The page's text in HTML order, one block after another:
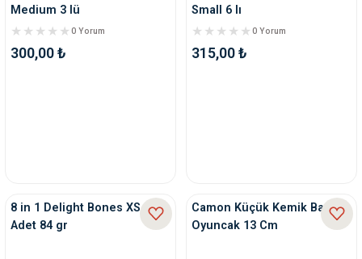
Medium 3 lü
0 Yorum
300,00 ₺
Small 6 lı
0 Yorum
315,00 ₺
8 in 1 Delight Bones XS 7
Adet 84 gr
Camon Küçük Kemik Bambu
Oyuncak 13 Cm